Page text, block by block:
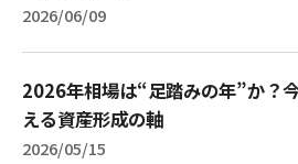
2026/06/09
2026年相場は“足踏みの年”か？
える資産形成の軸
2026/05/15